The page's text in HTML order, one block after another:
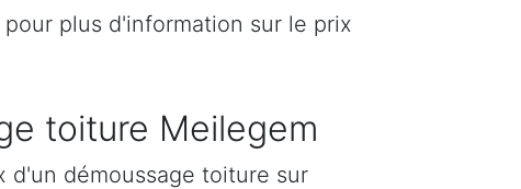
plus d'information sur le prix
toiture Meilegem
d'un démoussage toiture sur